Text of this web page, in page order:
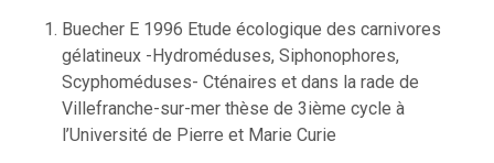
Buecher E 1996 Etude écologique des carnivores
gélatineux -Hydroméduses, Siphonophores,
Scyphoméduses- Cténaires et dans la rade de
Villefranche-sur-mer thèse de 3ième cycle à
l’Université de Pierre et Marie Curie